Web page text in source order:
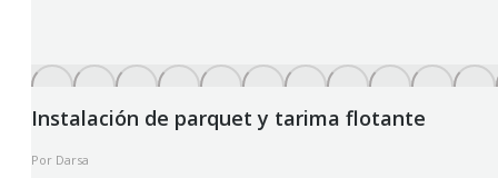
Instalación de parquet y tarima flotante
Por Darsa